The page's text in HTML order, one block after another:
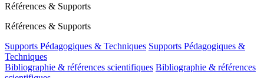
Références & Supports
Références & Supports
Supports Pédagogiques & Techniques Supports Pédagogiques &
Techniques
Bibliographie & références scientifiques Bibliographie & références